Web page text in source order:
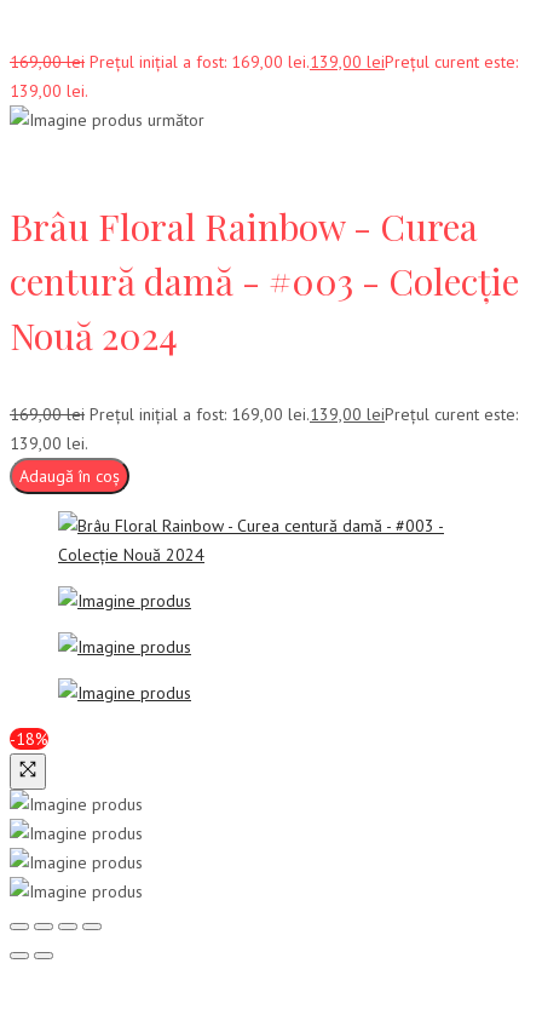
169,00lei Prețul inițial a fost: 169,00 lei.139,00 leiPrețul curent este:
139,00 lei.
Brâu Floral Rainbow - Curea
centură damă - #003 - Colecție
Nouă 2024
169,00lei Prețul inițial a fost: 169,00 lei.139,00 leiPrețul curent este:
139,00 lei.
Adaugă în coș
-18%